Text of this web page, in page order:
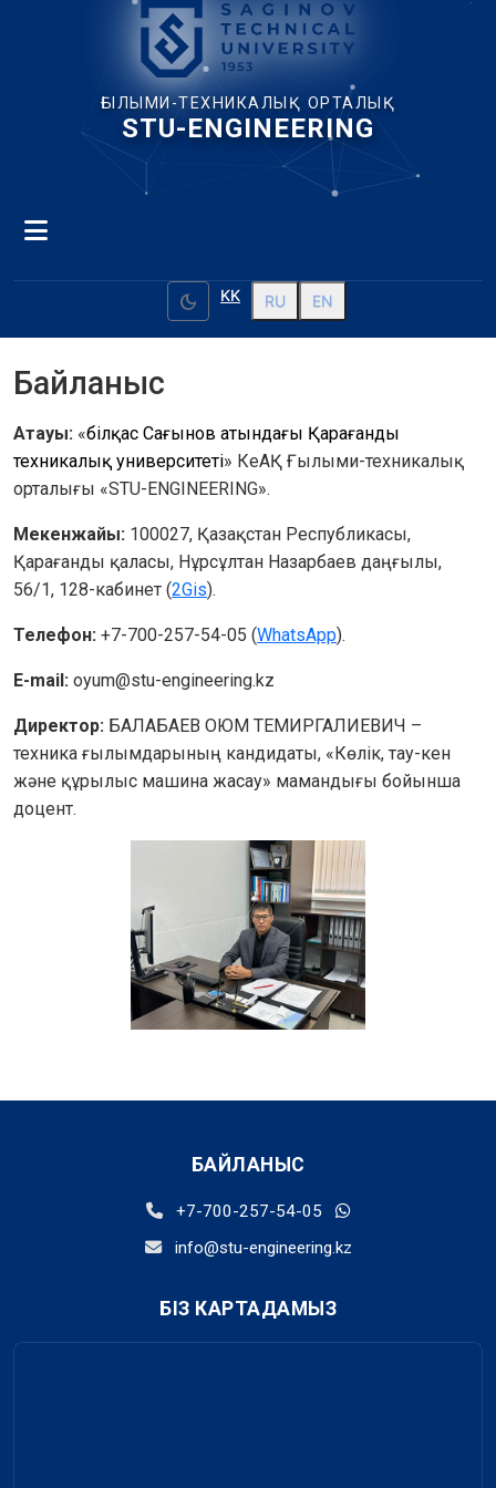
ҒЫЛЫМИ-ТЕХНИКАЛЫҚ ОРТАЛЫҚ
STU-ENGINEERING
dark_mode KK RU EN
Байланыс
Атауы: «Әбілқас Сағынов атындағы Қарағанды
техникалық университеті» КеАҚ Ғылыми-техникалық
орталығы «STU-ENGINEERING».
Мекенжайы: 100027, Қазақстан Республикасы,
Қарағанды қаласы, Нұрсұлтан Назарбаев даңғылы,
56/1, 128-кабинет (2Gis).
Телефон: +7-700-257-54-05 (WhatsApp).
E-mail: oyum@stu-engineering.kz
Директор: БАЛАБАЕВ ОЮМ ТЕМИРГАЛИЕВИЧ –
техника ғылымдарының кандидаты, «Көлік, тау-кен
және құрылыс машина жасау» мамандығы бойынша
доцент.
БАЙЛАНЫС
+7-700-257-54-05
info@stu-engineering.kz
БІЗ КАРТАДАМЫЗ